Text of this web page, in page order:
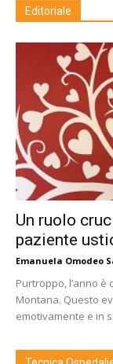
Editoriale
Un ruolo
paziente
Emanuela Omodeo
Purtroppo, l’anno è
Montana. Questo
emotivamente e in